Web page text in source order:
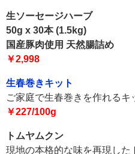
生ソーセージハーブ
50g x 30本 (1.5kg)
国産豚肉使用 天然腸詰め
￥2,998
生春巻きキット
ご家庭で生春巻きを作れるキ
￥227/100g
トムヤムクン
現地の本格的な味を再現した